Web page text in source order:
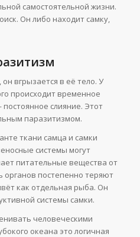
самостоятельной жизни.
Он либо находит самку,
вгрызается в её тело. У
происходит временное
слияние. Этот
паразитизмом.
ткани самца и самки
системы могут
питательные вещества от
органов постепенно теряют
как отдельная рыба. Он
системы самки.
человеческими
океана это логичная